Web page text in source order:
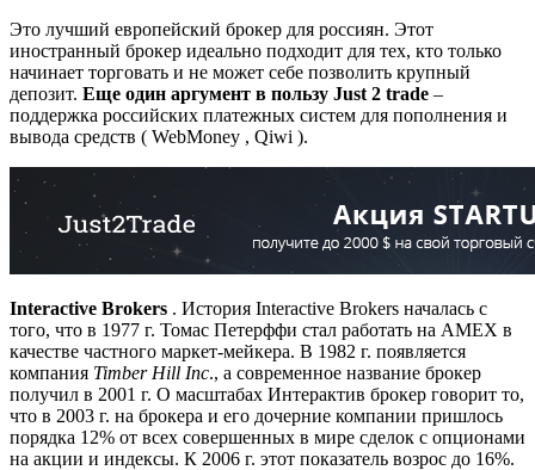
Это лучший европейский брокер для россиян. Этот
иностранный брокер идеально подходит для тех, кто только
начинает торговать и не может себе позволить крупный
депозит. Еще один аргумент в пользу Just 2 trade –
поддержка российских платежных систем для пополнения и
вывода средств ( WebMoney , Qiwi ).
Interactive Brokers . История Interactive Brokers началась с
того, что в 1977 г. Томас Петерффи стал работать на AMEX в
качестве частного маркет-мейкера. В 1982 г. появляется
компания Timber Hill Inc., а современное название брокер
получил в 2001 г. О масштабах Интерактив брокер говорит то,
что в 2003 г. на брокера и его дочерние компании пришлось
порядка 12% от всех совершенных в мире сделок с опционами
на акции и индексы. К 2006 г. этот показатель возрос до 16%.